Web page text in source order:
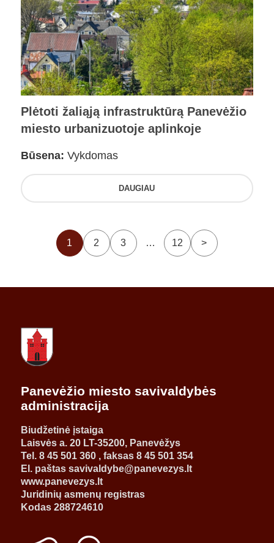
Plėtoti žaliąją infrastruktūrą Panevėžio
miesto urbanizuotoje aplinkoje
Būsena: Vykdomas
DAUGIAU
1 2 3 … 12 >
Panevėžio miesto savivaldybės
administracija
Biudžetinė įstaiga
Laisvės a. 20 LT-35200, Panevėžys
Tel. 8 45 501 360 , faksas 8 45 501 354
El. paštas savivaldybe@panevezys.lt
www.panevezys.lt
Juridinių asmenų registras
Kodas 288724610